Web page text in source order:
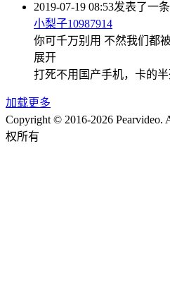
2019-07-19 08:53发表了一
小梨子10987914
你可千万别用 不然我们都
展开
打死不用国产手机，卡的
加载更多
Copyright © 2016-2026 Pearvideo.
权所有